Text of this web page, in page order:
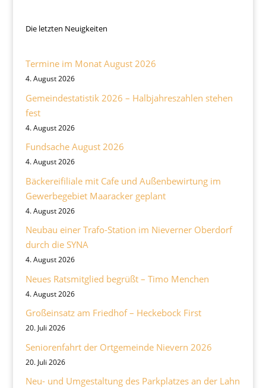
Die letzten Neuigkeiten
Termine im Monat August 2026
4. August 2026
Gemeindestatistik 2026 – Halbjahreszahlen stehen
fest
4. August 2026
Fundsache August 2026
4. August 2026
Bäckereifiliale mit Cafe und Außenbewirtung im
Gewerbegebiet Maaracker geplant
4. August 2026
Neubau einer Trafo-Station im Nieverner Oberdorf
durch die SYNA
4. August 2026
Neues Ratsmitglied begrüßt – Timo Menchen
4. August 2026
Großeinsatz am Friedhof – Heckebock First
20. Juli 2026
Seniorenfahrt der Ortgemeinde Nievern 2026
20. Juli 2026
Neu- und Umgestaltung des Parkplatzes an der Lahn